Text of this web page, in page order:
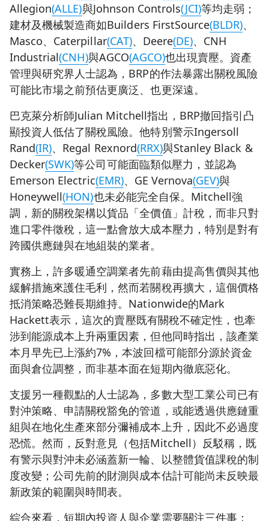
Allegion(ALLE)與Johnson Controls(JCI)等均走弱；
建材及機械製造商如Builders FirstSource(BLDR)、
Masco、Caterpillar(CAT)、Deere(DE)、CNH
Industrial(CNH)與AGCO(AGCO)也出現賣壓。資產
管理與研究界人士認為，BRP的作法暴露出關稅風險
可能比市場之前預估更廣泛、也更深遠。
巴克萊分析師Julian Mitchell指出，BRP撤回指引凸
顯投資人低估了關稅風險。他特別警示Ingersoll
Rand(IR)、Regal Rexnord(RRX)與Stanley Black &
Decker(SWK)等公司可能面臨類似壓力，並認為
Emerson Electric(EMR)、GE Vernova(GEV)與
Honeywell(HON)也未必能完全自保。Mitchell強
調，新的關稅架構以貨品「全價值」計稅，而非只對
進口零件徵稅，這一點會放大成本壓力，特別是對有
跨國供應鏈與在地組裝的業者。
實務上，許多暖通空調業者先前藉由提高售價與其他
緩解措施來護住毛利，然而若關稅再擴大，這個價格
抵消策略恐難長期維持。Nationwide的Mark
Hackett表示，這次的賣壓既有關稅不確定性，也牽
涉到能源成本上升兩重因素，但他同時指出，該產業
本月早先已上漲約7%，本波回檔可能部分源於資金
面與倉位調整，而非基本面在短期內徹底惡化。
支援另一種觀點的人士認為，多數大型工業公司已有
對沖策略、申請關稅豁免的管道，或能透過供應鏈重
組與在地化生產來部分彌補成本上升，因此不必過度
恐慌。然而，反對意見（包括Mitchell）反駁稱，既
有警示與對沖未必涵蓋新一輪、以整體貨值課稅的制
度改變；公司先前的財測與成本估計可能尚未反映最
新政策的範圍與時間表。
綜合來看，短期內投資人與企業需要關注三件事：